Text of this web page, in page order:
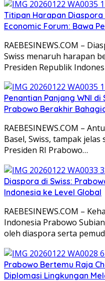
Titipan Harapan
Economic Forum: Bawa
RAEBESINEWS.COM –
Swiss menaruh harapan
Presiden Republik
Penantian Panjang WNI
Prabowo Berakhir
RAEBESINEWS.COM –
Basel, Swiss, tampak
Presiden RI Prabowo…
Diaspora di Swiss:
Indonesia ke Level Global
RAEBESINEWS.COM –
Indonesia Prabowo
oleh diaspora serta
Prabowo Bertemu Raja
Diplomasi Lingkungan